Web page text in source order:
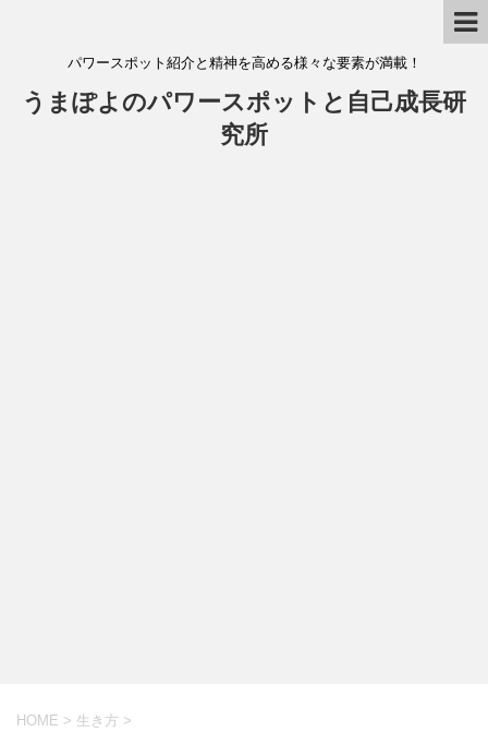
パワースポット紹介と精神を高める様々な要素が満載！
うまぽよのパワースポットと自己成長研
究所
HOME > 生き方 >